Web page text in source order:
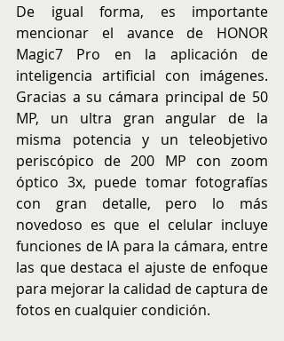
De igual forma, es importante
mencionar el avance de HONOR
Magic7 Pro en la aplicación de
inteligencia artificial con imágenes.
Gracias a su cámara principal de 50
MP, un ultra gran angular de la
misma potencia y un teleobjetivo
periscópico de 200 MP con zoom
óptico 3x, puede tomar fotografías
con gran detalle, pero lo más
novedoso es que el celular incluye
funciones de IA para la cámara, entre
las que destaca el ajuste de enfoque
para mejorar la calidad de captura de
fotos en cualquier condición.